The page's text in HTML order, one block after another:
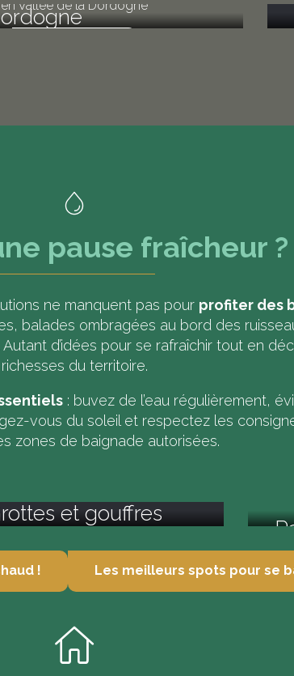
en Vallée de la Dordogne
pause fraîcheur ?
ne manquent pas pour profiter des
balades ombragées au bord des
d’idées pour se rafraîchir tout en
richesses du territoire.
: buvez de l’eau régulièrement,
vous du soleil et respectez les
zones de baignade autorisées.
et gouffres
! Les meilleurs spots pour se